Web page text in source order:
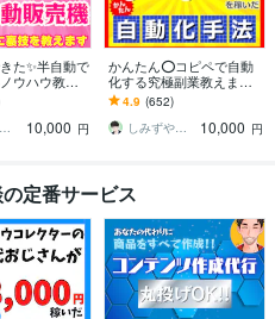
た✨半自動で
ウハウ教え
プで作成可
で稼ぐ前代
め副業！
ゆき✨主婦でも月収100万円✨
10,000 円
かんたん⭕️コピペで自動
化する究極副業教えます
超ずるい⚠️スキル経験ゼ
ロでもできる新世代の手
法【超入門編】
4.9 (652)
しみずや＠自動化月収100万円
10,000 円
定番サービス